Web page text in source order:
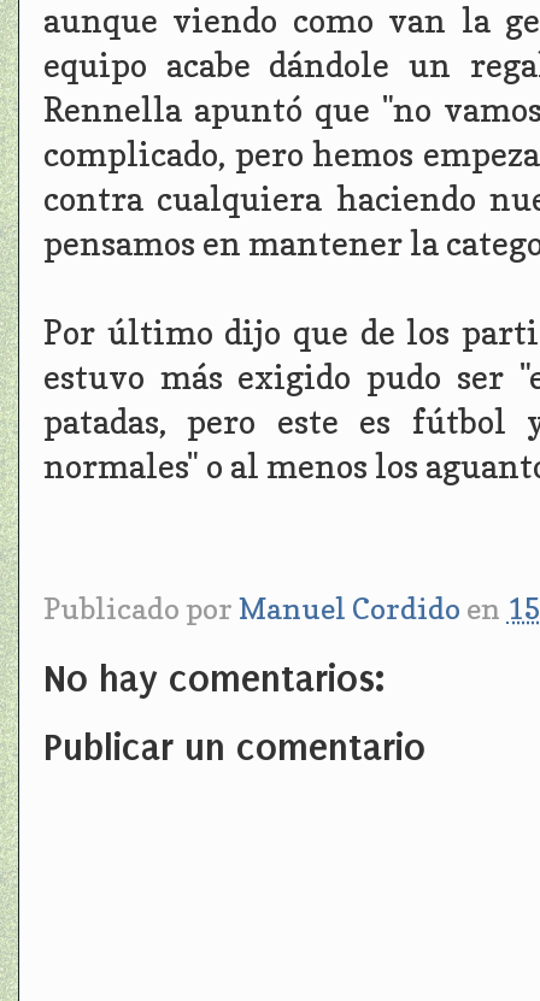
aunque viendo como van la
equipo acabe dándole un
Rennella apuntó que "no
complicado, pero hemos
contra cualquiera haciendo
pensamos en mantener la
Por último dijo que de los
estuvo más exigido pudo ser
patadas, pero este es fútbol
normales" o al menos los
Publicado por Manuel Cordido en
No hay comentarios:
Publicar un comentario